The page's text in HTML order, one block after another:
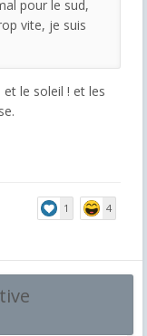
pour le sud,
vite, je suis
le soleil ! et les
1 4